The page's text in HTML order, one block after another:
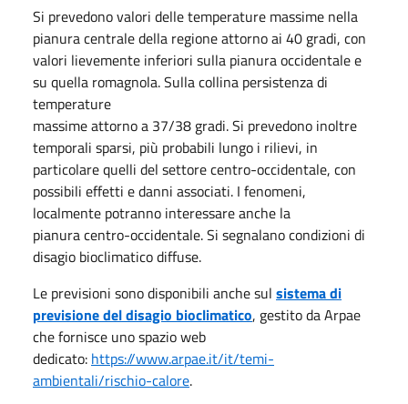
Si prevedono valori delle temperature massime nella
pianura centrale della regione attorno ai 40 gradi, con
valori lievemente inferiori sulla pianura occidentale e
su quella romagnola. Sulla collina persistenza di
temperature
massime attorno a 37/38 gradi. Si prevedono inoltre
temporali sparsi, più probabili lungo i rilievi, in
particolare quelli del settore centro-occidentale, con
possibili effetti e danni associati. I fenomeni,
localmente potranno interessare anche la
pianura centro-occidentale. Si segnalano condizioni di
disagio bioclimatico diffuse.
Le previsioni sono disponibili anche sul sistema di
previsione del disagio bioclimatico, gestito da Arpae
che fornisce uno spazio web
dedicato: https://www.arpae.it/it/temi-
ambientali/rischio-calore.